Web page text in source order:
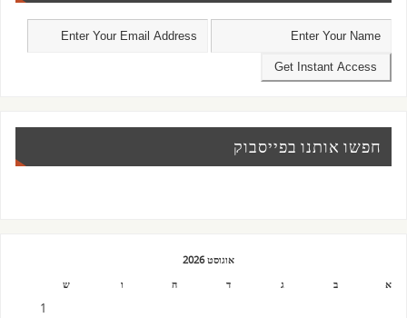
חפשו אותנו בפייסבוק
אוגוסט 2026
א
ב ג ד ה ו ש
1